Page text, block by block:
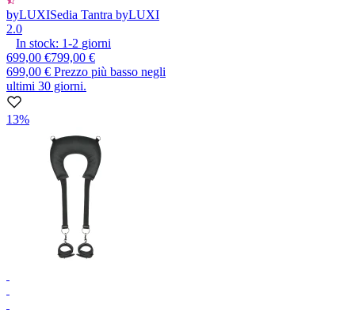
byLUXISedia Tantra byLUXI
2.0
In stock: 1-2 giorni
699,00 €799,00 €
699,00 € Prezzo più basso negli
ultimi 30 giorni.
13%